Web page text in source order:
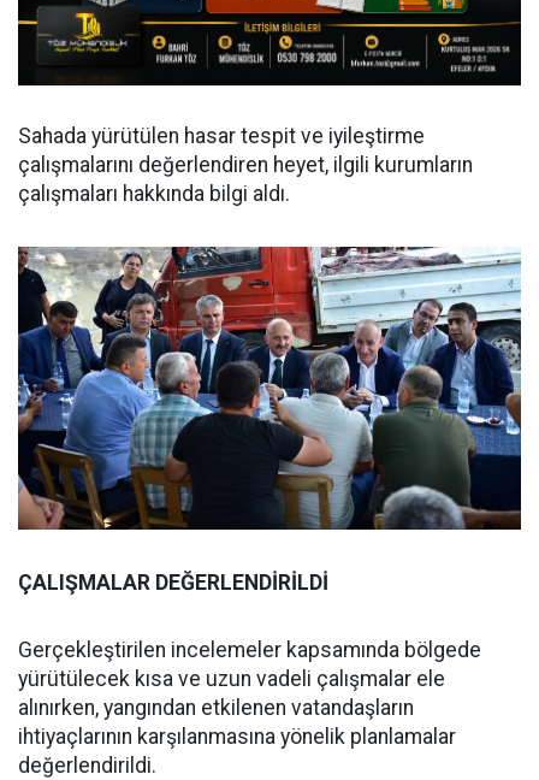
Sahada yürütülen hasar tespit ve iyileştirme
çalışmalarını değerlendiren heyet, ilgili kurumların
çalışmaları hakkında bilgi aldı.
ÇALIŞMALAR DEĞERLENDİRİLDİ
Gerçekleştirilen incelemeler kapsamında bölgede
yürütülecek kısa ve uzun vadeli çalışmalar ele
alınırken, yangından etkilenen vatandaşların
ihtiyaçlarının karşılanmasına yönelik planlamalar
değerlendirildi.